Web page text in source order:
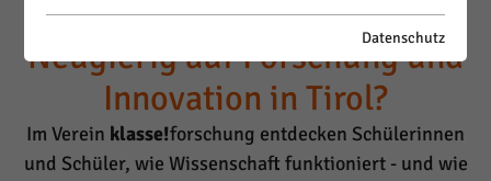
Neugierig auf Forschung und
Innovation in Tirol?
Im Verein klasse!forschung entdecken Schülerinnen
und Schüler, wie Wissenschaft funktioniert - und wie
Datenschutz